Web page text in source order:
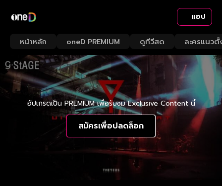
แอป
หน้าหลัก oneD PREMIUM ดูทีวีสด ละครแนวตั้
อัปเกรดเป็น PREMIUM เพื่อรับชม Exclusive Content นี้
สมัครเพื่อปลดล็อก